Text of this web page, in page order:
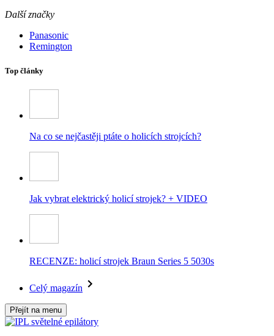
Další značky
Panasonic
Remington
Top články
Na co se nejčastěji ptáte o holicích strojcích?
Jak vybrat elektrický holicí strojek? + VIDEO
RECENZE: holicí strojek Braun Series 5 5030s
Celý magazín
Přejít na menu